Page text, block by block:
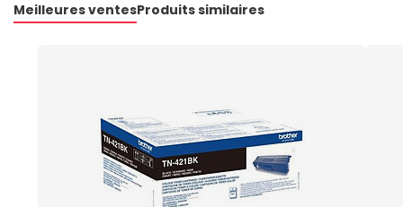
Meilleures ventesProduits similaires